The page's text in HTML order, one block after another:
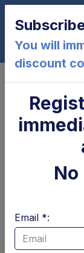
Zepro -
You will
discount
Email *: